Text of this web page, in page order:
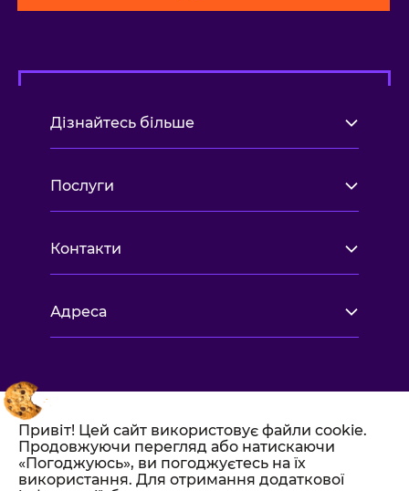
Привіт! Цей сайт використовує файли cookie.
Продовжуючи перегляд або натискаючи
«Погоджуюсь», ви погоджуєтесь на їх
використання. Для отримання додаткової
Дізнайтесь більше
Послуги
Контакти
Адреса